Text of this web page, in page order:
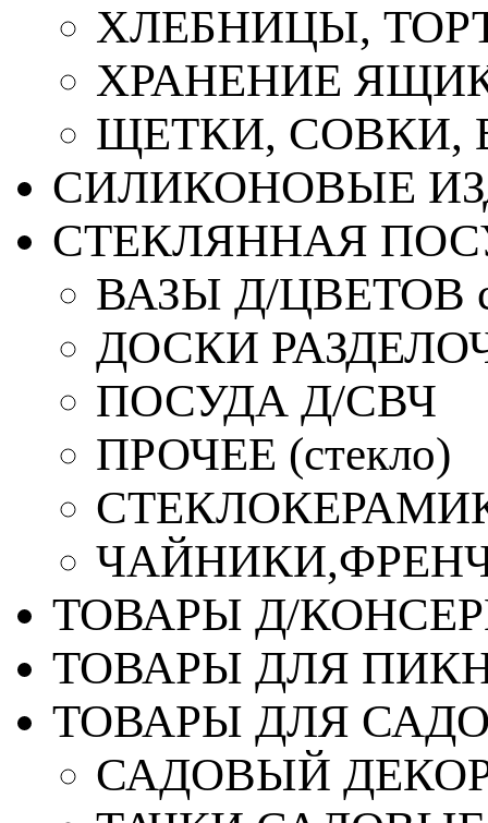
ХЛЕБНИЦЫ,
ХРАНЕНИЕ
ЩЕТКИ, СОВКИ,
СИЛИКОНОВЫЕ
СТЕКЛЯННАЯ
ВАЗЫ Д/ЦВЕТОВ
ДОСКИ
ПОСУДА Д/СВЧ
ПРОЧЕЕ (стекло)
ТОВАРЫ Д/
ТОВАРЫ ДЛЯ
ТОВАРЫ ДЛЯ
САДОВЫЙ